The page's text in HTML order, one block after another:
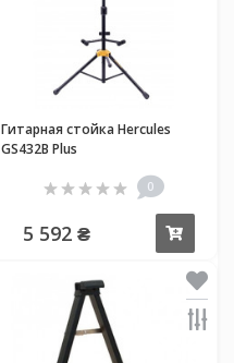
Гитарная стойка Hercules
GS432B Plus
0
5 592 ₴